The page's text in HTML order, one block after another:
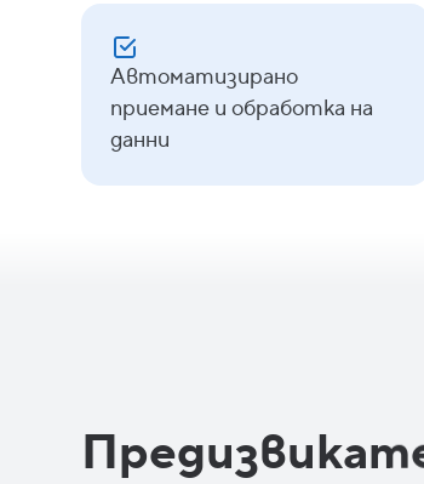
Автоматизирано
приемане и обработка на
данни